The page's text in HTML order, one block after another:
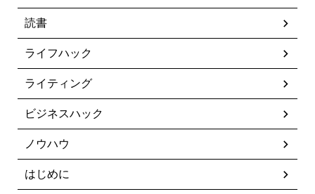
読書
ライフハック
ライティング
ビジネスハック
ノウハウ
はじめに